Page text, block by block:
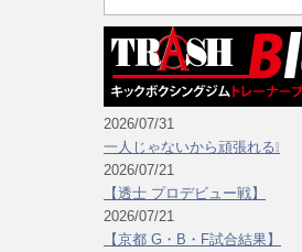
2026/07/31
一人じゃないから頑張れる❕
2026/07/21
【透士 プロデビュー戦】
2026/07/21
【京都 G・B・F試合結果】